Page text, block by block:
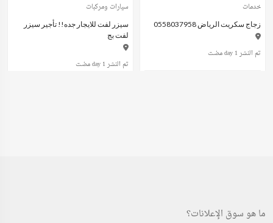
خدمات
زجاج سكريت الرياض 0558037958
تم النشر 1 day مضت
سيارات ومركبات
سيزر لفت للايجار جده!! تأجير سيزر
لفت بج
تم النشر 1 day مضت
خدمات
ما هو سوق الإعلانات؟